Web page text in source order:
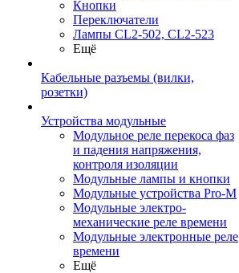
Кнопки
Переключатели
Лампы CL2-502, CL2-523
Ещё
Кабельные разъемы (вилки,
розетки)
Устройства модульные
Модульное реле перекоса фаз
и падения напряжения,
контроля изоляции
Модульные лампы и кнопки
Модульные устройства Pro-M
Модульные электро-
механические реле времени
Модульные электронные реле
времени
Ещё